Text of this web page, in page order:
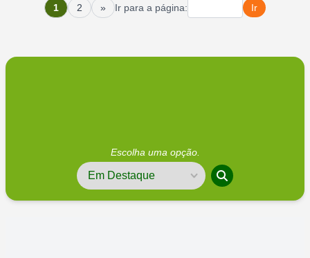
1 2 » Ir para a página: Ir
Escolha uma opção.